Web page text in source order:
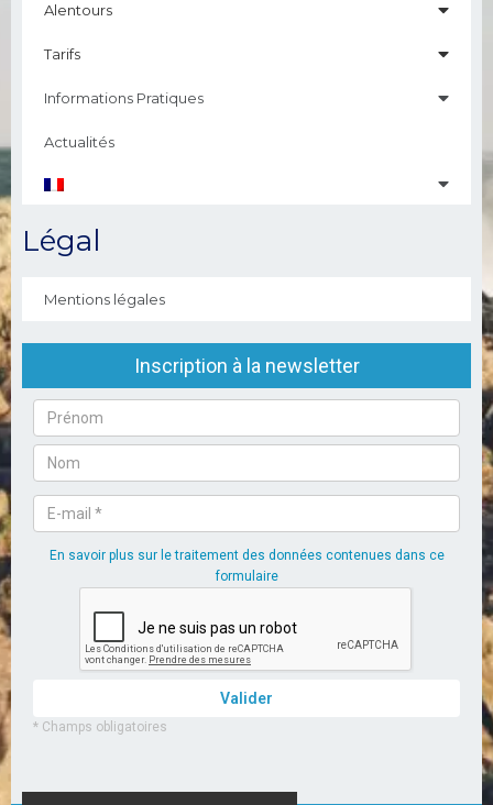
Alentours
Tarifs
Informations Pratiques
Actualités
Légal
Mentions légales